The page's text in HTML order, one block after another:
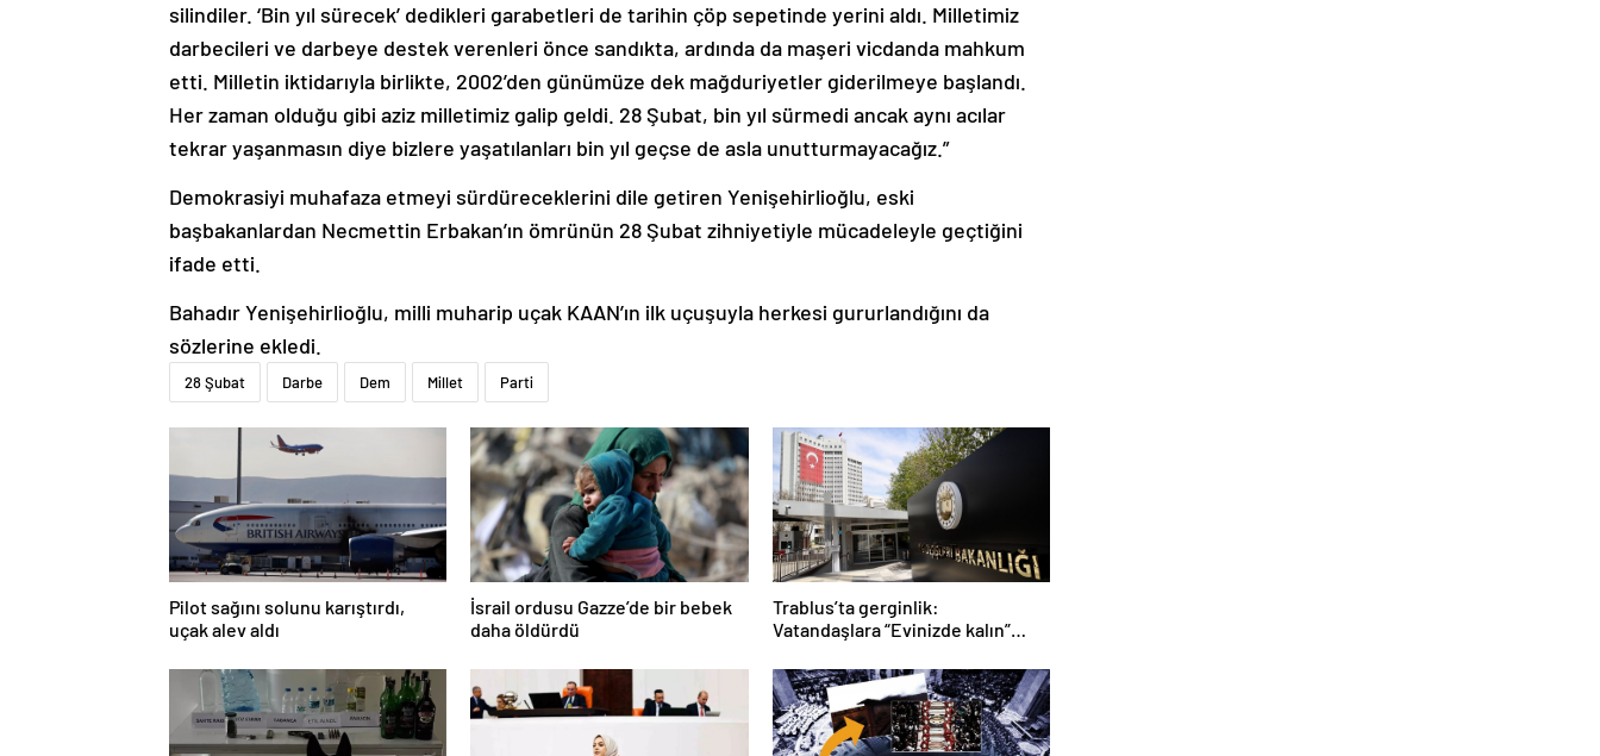
silindiler. ‘Bin yıl sürecek’ dedikleri garabetleri de tarihin çöp sepetinde yerini aldı. Milletimiz
darbecileri ve darbeye destek verenleri önce sandıkta, ardında da maşeri vicdanda mahkum
etti. Milletin iktidarıyla birlikte, 2002’den günümüze dek mağduriyetler giderilmeye başlandı.
Her zaman olduğu gibi aziz milletimiz galip geldi. 28 Şubat, bin yıl sürmedi ancak aynı acılar
tekrar yaşanmasın diye bizlere yaşatılanları bin yıl geçse de asla unutturmayacağız.”
Demokrasiyi muhafaza etmeyi sürdüreceklerini dile getiren Yenişehirlioğlu, eski
başbakanlardan Necmettin Erbakan’ın ömrünün 28 Şubat zihniyetiyle mücadeleyle geçtiğini
ifade etti.
Bahadır Yenişehirlioğlu, milli muharip uçak KAAN’ın ilk uçuşuyla herkesi gururlandığını da
sözlerine ekledi.
28 Şubat Darbe Dem Millet Parti
Pilot sağını solunu karıştırdı,
uçak alev aldı
İsrail ordusu Gazze’de bir bebek
daha öldürdü
Trablus’ta gerginlik:
Vatandaşlara “Evinizde kalın”